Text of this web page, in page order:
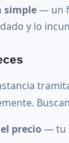
simple— un
y lo
precio— tu